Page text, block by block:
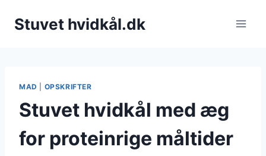
Stuvet hvidkål.dk
MAD OPSKRIFTER
Stuvet hvidkål med æg
for proteinrige måltider